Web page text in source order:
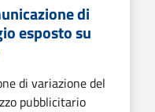
di
esposto su
di variazione del
pubblicitario